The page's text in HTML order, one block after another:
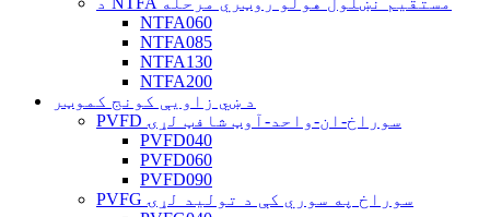
NTFA060
NTFA085
NTFA130
NTFA200
د ښي زاویې کونج کموټر
PVFD سوراخ-ان-واحد-آوټ شافټ لړۍ
PVFD040
PVFD060
PVFD090
PVFG سوراخ په سوري کې د تولید لړۍ